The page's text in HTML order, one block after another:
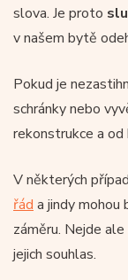
slova. Je proto
v našem bytě
Pokud je
schránky nebo
rekonstrukce a
V některých
řád a jindy
záměru. Nejde
jejich souhlas.